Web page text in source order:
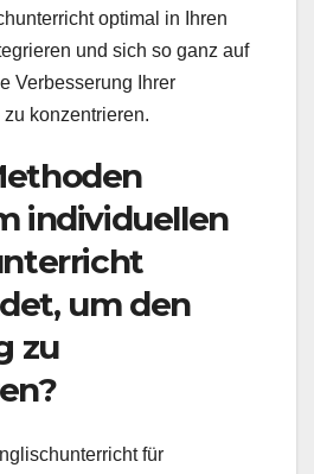
optimal in Ihren
und sich so ganz auf
Verbesserung Ihrer
konzentrieren.
individuellen
um den
zu
für